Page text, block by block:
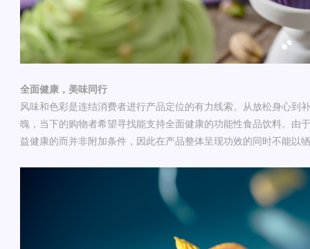
全面健康，美味同行
风味和色彩是连结消费者进行产品定位的有力线索。从放松身心到
魄，当下的购物者希望寻找能支持全面健康的功能性食品饮料。由
益健康的而并非附加条件，因此在产品整体呈现功效的同时不能以